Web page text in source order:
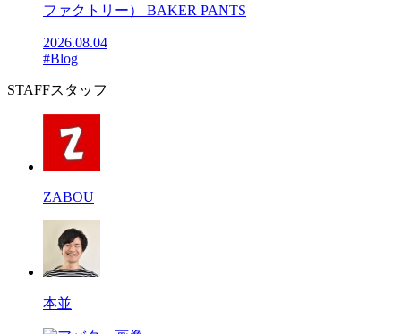
ファクトリー） BAKER PANTS
2026.08.04
#Blog
STAFFスタッフ
ZABOU
本並